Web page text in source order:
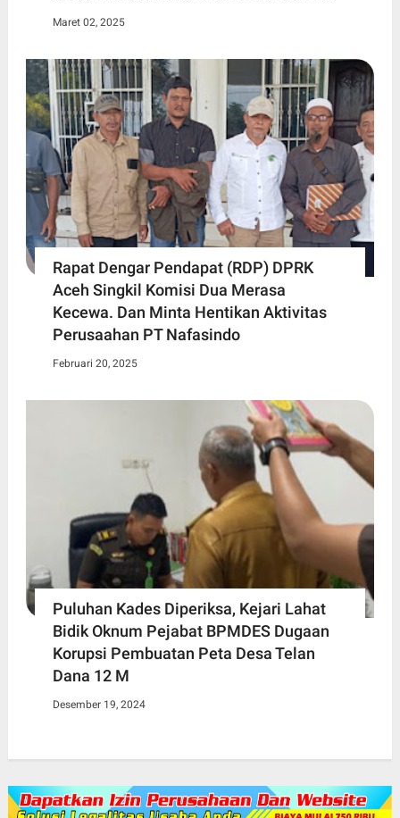
Maret 02, 2025
Rapat Dengar Pendapat (RDP) DPRK
Aceh Singkil Komisi Dua Merasa
Kecewa. Dan Minta Hentikan Aktivitas
Perusaahan PT Nafasindo
Februari 20, 2025
Puluhan Kades Diperiksa, Kejari Lahat
Bidik Oknum Pejabat BPMDES Dugaan
Korupsi Pembuatan Peta Desa Telan
Dana 12 M
Desember 19, 2024